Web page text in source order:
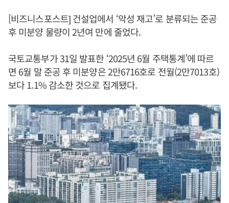
[비즈니스포스트] 건설업에서 ‘악성 재고’로 분류되는 준공
후 미분양 물량이 2년여 만에 줄었다.
국토교통부가 31일 발표한 ‘2025년 6월 주택통계’에 따르
면 6월 말 준공 후 미분양은 2만6716호로 전월(2만7013호)
보다 1.1% 감소한 것으로 집계됐다.